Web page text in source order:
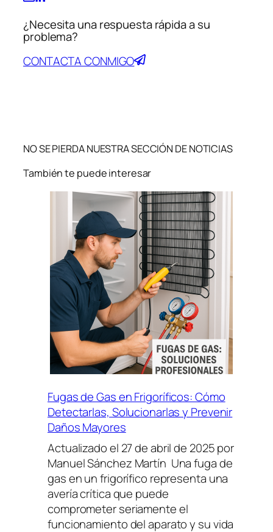
¿Necesita una respuesta rápida a su
problema?
CONTACTA CONMIGO
NO SE PIERDA NUESTRA SECCIÓN DE NOTICIAS
También te puede interesar
Fugas de Gas en Frigoríficos: Cómo
Detectarlas, Solucionarlas y Prevenir
Daños Mayores
Actualizado el 27 de abril de 2025 por
Manuel Sánchez Martín Una fuga de
gas en un frigorífico representa una
avería crítica que puede
comprometer seriamente el
funcionamiento del aparato y su vida